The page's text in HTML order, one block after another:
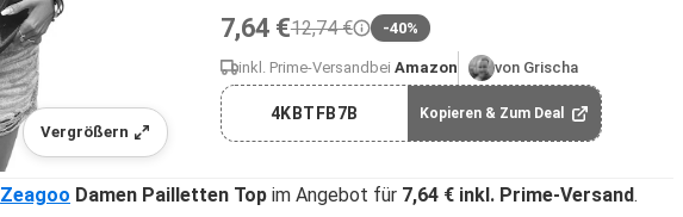
Vergrößern
7,64 €12,74 € -40%
inkl. Prime-Versand bei Amazon von Grischa
4KBTFB7B Kopieren & Zum Deal
Zeagoo Damen Pailletten Top im Angebot für 7,64 € inkl. Prime-Versand.